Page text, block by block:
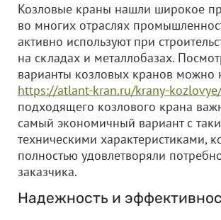
Козловые краны нашли широкое
во многих отраслях
активно используют при
на складах и металлобазах.
варианты козловых кранов можно
https://atlant-kran.ru/krany-kozlovye/
подходящего козлового крана
самый экономичный вариант с
техническими характеристиками,
полностью удовлетворяли
заказчика.
Надежность и